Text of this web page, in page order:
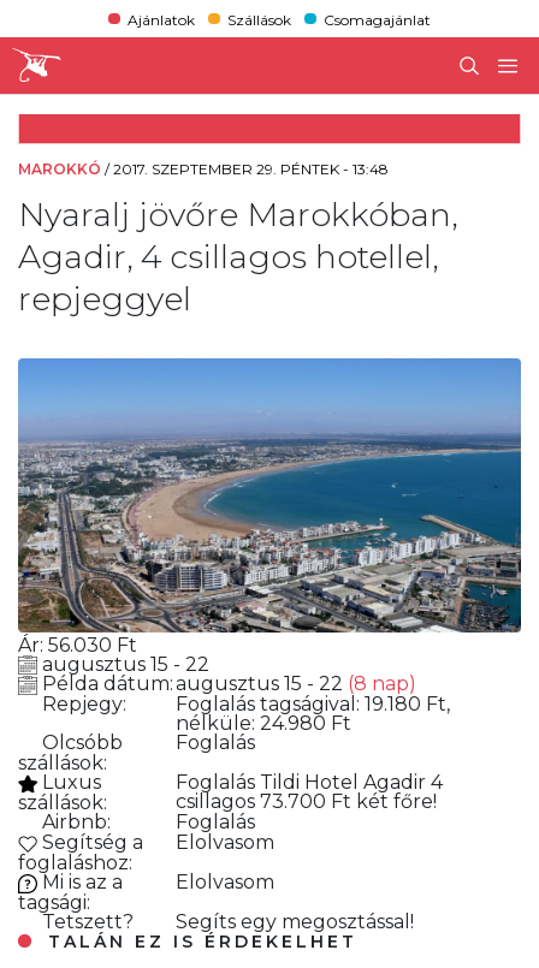
Ajánlatok Szállások Csomagajánlat
MAROKKÓ /2017. SZEPTEMBER 29. PÉNTEK - 13:48
Nyaralj jövőre Marokkóban,
Agadir, 4 csillagos hotellel,
repjeggyel
Ár: 56.030 Ft
augusztus 15 - 22
Példa dátum:augusztus 15 - 22 (8 nap)
Repjegy:
Foglalás tagságival: 19.180 Ft,
nélküle: 24.980 Ft
Olcsóbb
szállások:
Foglalás
Luxus
szállások:
Foglalás Tildi Hotel Agadir 4
csillagos 73.700 Ft két főre!
Airbnb:
Foglalás
Segítség a
foglaláshoz:
Elolvasom
Mi is az a
tagsági:
Elolvasom
Tetszett?
Segíts egy megosztással!
TALÁN EZ IS ÉRDEKELHET